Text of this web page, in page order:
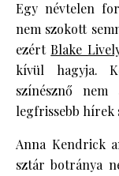
Egy névtelen
nem szokott
ezértBlake
kívül hagyja.
színésznő
legfrissebb hírek
Anna Kendrick
sztár botránya